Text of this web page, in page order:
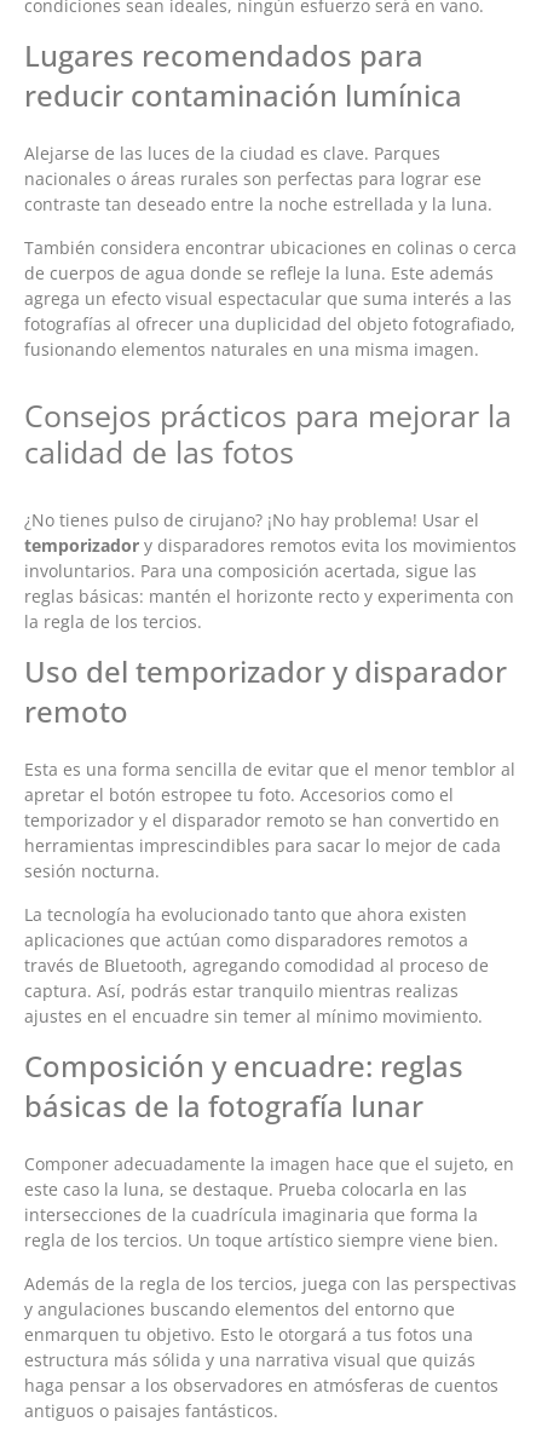
condiciones sean ideales, ningún esfuerzo será en vano.
Lugares recomendados para
reducir contaminación lumínica
Alejarse de las luces de la ciudad es clave. Parques
nacionales o áreas rurales son perfectas para lograr ese
contraste tan deseado entre la noche estrellada y la luna.
También considera encontrar ubicaciones en colinas o cerca
de cuerpos de agua donde se refleje la luna. Este además
agrega un efecto visual espectacular que suma interés a las
fotografías al ofrecer una duplicidad del objeto fotografiado,
fusionando elementos naturales en una misma imagen.
Consejos prácticos para mejorar la
calidad de las fotos
¿No tienes pulso de cirujano? ¡No hay problema! Usar el
temporizador y disparadores remotos evita los movimientos
involuntarios. Para una composición acertada, sigue las
reglas básicas: mantén el horizonte recto y experimenta con
la regla de los tercios.
Uso del temporizador y disparador
remoto
Esta es una forma sencilla de evitar que el menor temblor al
apretar el botón estropee tu foto. Accesorios como el
temporizador y el disparador remoto se han convertido en
herramientas imprescindibles para sacar lo mejor de cada
sesión nocturna.
La tecnología ha evolucionado tanto que ahora existen
aplicaciones que actúan como disparadores remotos a
través de Bluetooth, agregando comodidad al proceso de
captura. Así, podrás estar tranquilo mientras realizas
ajustes en el encuadre sin temer al mínimo movimiento.
Composición y encuadre: reglas
básicas de la fotografía lunar
Componer adecuadamente la imagen hace que el sujeto, en
este caso la luna, se destaque. Prueba colocarla en las
intersecciones de la cuadrícula imaginaria que forma la
regla de los tercios. Un toque artístico siempre viene bien.
Además de la regla de los tercios, juega con las perspectivas
y angulaciones buscando elementos del entorno que
enmarquen tu objetivo. Esto le otorgará a tus fotos una
estructura más sólida y una narrativa visual que quizás
haga pensar a los observadores en atmósferas de cuentos
antiguos o paisajes fantásticos.